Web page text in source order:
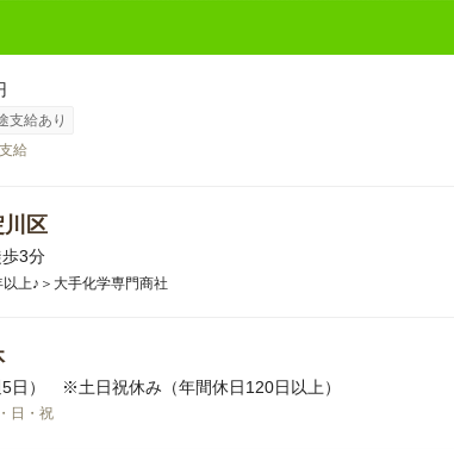
支給あり
給
区
3分
上♪＞大手化学専門商社
日） ※土日祝休み（年間休日120日以上）
日・祝